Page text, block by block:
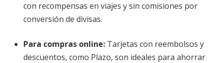
con recompensas en viajes y sin comisiones por
conversión de divisas.
Para compras online: Tarjetas con reembolsos y
descuentos, como Plazo, son ideales para ahorrar